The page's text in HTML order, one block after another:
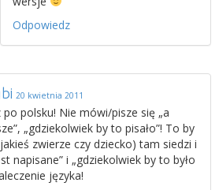
Odpowiedz
20 kwietnia 2011
po polsku! Nie mówi/pisze się „a
„gdziekolwiek by to pisało”! To by
zwierze czy dziecko) tam siedzi i
napisane” i „gdziekolwiek by to było
języka!